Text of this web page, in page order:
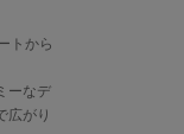
トから
ーなデ
広がり